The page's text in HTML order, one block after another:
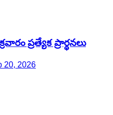
ప్రత్యేక ప్రార్థనలు
20, 2026